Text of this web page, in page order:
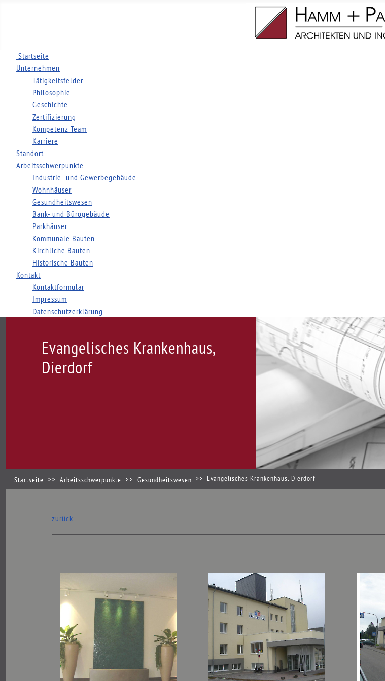
Startseite
Unternehmen
Tätigkeitsfelder
Philosophie
Geschichte
Zertifizierung
Kompetenz Team
Karriere
Standort
Arbeitsschwerpunkte
Industrie- und Gewerbegebäude
Wohnhäuser
Gesundheitswesen
Bank- und Bürogebäude
Parkhäuser
Kommunale Bauten
Kirchliche Bauten
Historische Bauten
Kontakt
Kontaktformular
Impressum
Datenschutzerklärung
Evangelisches Krankenhaus,
Dierdorf
Startseite Arbeitsschwerpunkte Gesundheitswesen Evangelisches Krankenhaus, Dierdorf
zurück